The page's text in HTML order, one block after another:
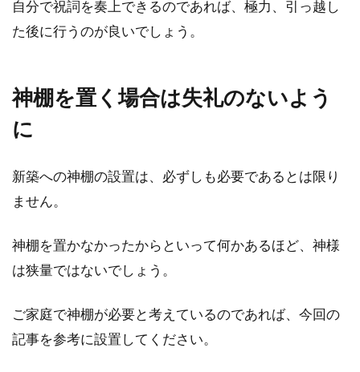
自分で祝詞を奏上できるのであれば、極力、引っ越し
た後に行うのが良いでしょう。
神棚を置く場合は失礼のないよう
に
新築への神棚の設置は、必ずしも必要であるとは限り
ません。
神棚を置かなかったからといって何かあるほど、神様
は狭量ではないでしょう。
ご家庭で神棚が必要と考えているのであれば、今回の
記事を参考に設置してください。